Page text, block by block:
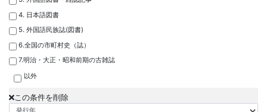
4. 日本語図書
5. 外国語民族誌(図書)
6.全国の市町村史（誌）
7.明治・大正・昭和前期の古雑誌
以外
この条件を削除